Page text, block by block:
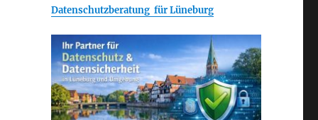
Datenschutzberatung für Lüneburg